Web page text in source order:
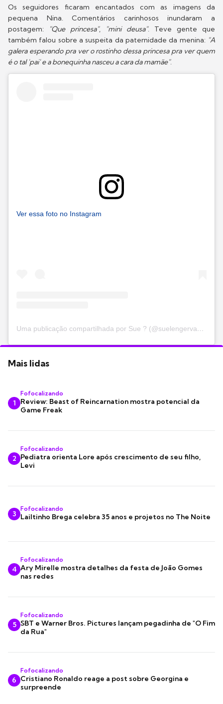
Os seguidores ficaram encantados com as imagens da
pequena Nina. Comentários carinhosos inundaram a
postagem:
"Que princesa", "mini deusa". Teve gente que
também falou sobre a suspeita da paternidade da menina: "A
galera esperando pra ver o rostinho dessa princesa pra ver quem
é o tal 'pai' e a bonequinha nasceu a cara da mamãe".
Ver essa foto no Instagram
Uma publicação compartilhada por Sue ? (@suelengervasio)
Mais lidas
1
Fofocalizando
Review: Beast of Reincarnation mostra potencial da
Game Freak
2
Fofocalizando
Pediatra orienta Lore após crescimento de seu filho,
Levi
3
Fofocalizando
Lailtinho Brega celebra 35 anos e projetos no The Noite
4
Fofocalizando
Ary Mirelle mostra detalhes da festa de João Gomes
nas redes
5
Fofocalizando
SBT e Warner Bros. Pictures lançam pegadinha de "O Fim
da Rua"
6
Fofocalizando
Cristiano Ronaldo reage a post sobre Georgina e
surpreende